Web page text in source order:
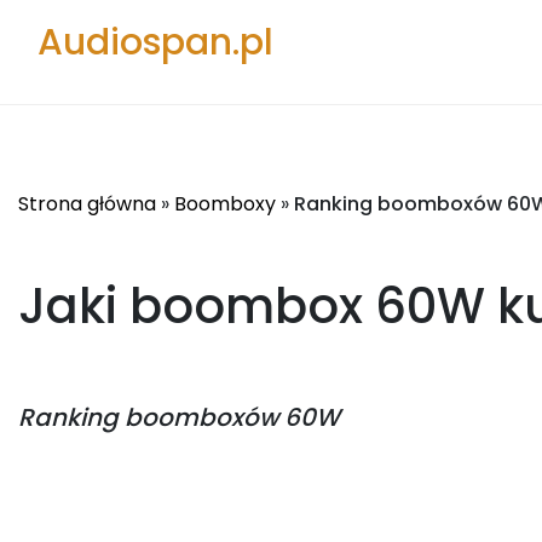
Audiospan.pl
Strona główna » Boomboxy » Ranking boomboxów
Jaki boombox 60W
Rankingboomboxów 60W